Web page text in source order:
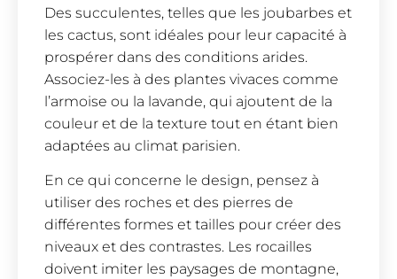
Des succulentes, telles que les joubarbes et
les cactus, sont idéales pour leur capacité à
prospérer dans des conditions arides.
Associez-les à des plantes vivaces comme
l’armoise ou la lavande, qui ajoutent de la
couleur et de la texture tout en étant bien
adaptées au climat parisien.
En ce qui concerne le design, pensez à
utiliser des roches et des pierres de
différentes formes et tailles pour créer des
niveaux et des contrastes. Les rocailles
doivent imiter les paysages de montagne,